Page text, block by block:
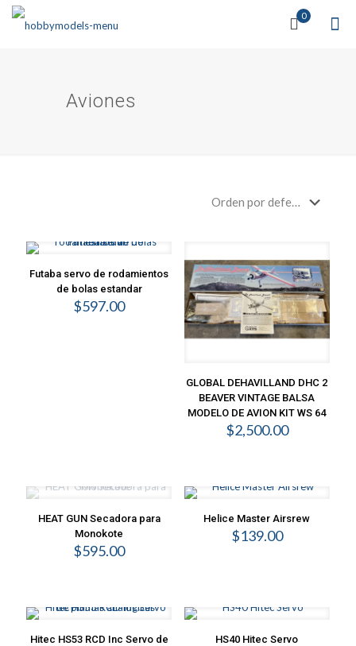
0
Aviones
Futaba servo de rodamientos
de bolas estandar
$597.00
GLOBAL DEHAVILLAND DHC 2
BEAVER VINTAGE BALSA
MODELO DE AVION KIT WS 64
$2,500.00
HEAT GUN Secadora para
Monokote
$595.00
Helice Master Airsrew
$139.00
Hitec HS53 RCD Inc Servo de
HS40 Hitec Servo